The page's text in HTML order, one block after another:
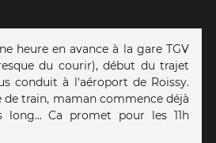
heure en avance à la gare TGV
du courir), début du trajet
conduit à l'aéroport de Roissy.
train, maman commence déjà
Ca promet pour les 11h